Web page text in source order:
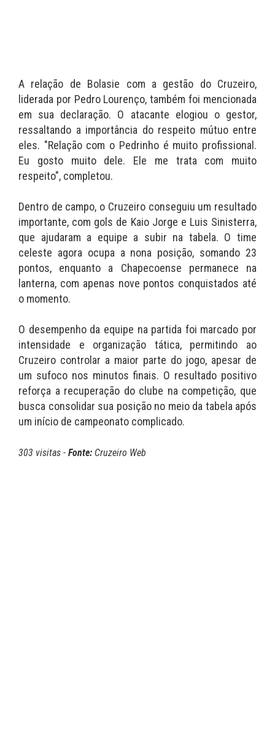
A relação de Bolasie com a gestão do Cruzeiro,
liderada por Pedro Lourenço, também foi mencionada
em sua declaração. O atacante elogiou o gestor,
ressaltando a importância do respeito mútuo entre
eles. "Relação com o Pedrinho é muito profissional.
Eu gosto muito dele. Ele me trata com muito
respeito", completou.
Dentro de campo, o Cruzeiro conseguiu um resultado
importante, com gols de Kaio Jorge e Luis Sinisterra,
que ajudaram a equipe a subir na tabela. O time
celeste agora ocupa a nona posição, somando 23
pontos, enquanto a Chapecoense permanece na
lanterna, com apenas nove pontos conquistados até
o momento.
O desempenho da equipe na partida foi marcado por
intensidade e organização tática, permitindo ao
Cruzeiro controlar a maior parte do jogo, apesar de
um sufoco nos minutos finais. O resultado positivo
reforça a recuperação do clube na competição, que
busca consolidar sua posição no meio da tabela após
um início de campeonato complicado.
303 visitas - Fonte: Cruzeiro Web